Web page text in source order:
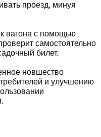
проезд, минуя
вагона с помощью
самостоятельно
билет.
новшество
и улучшению